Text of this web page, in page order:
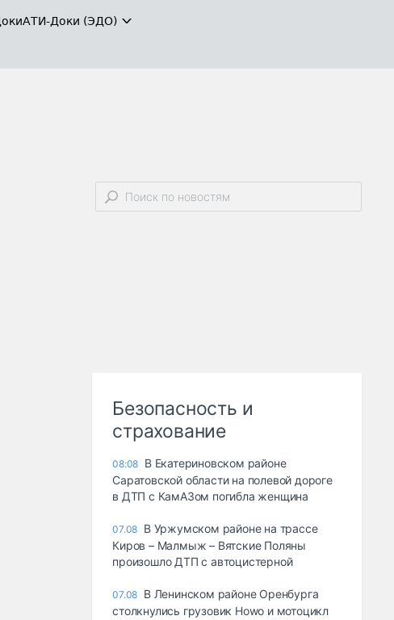
АТИ-Доки (ЭДО)
Безопасность и
страхование
08:08 В Екатериновском районе
Саратовской области на полевой дороге
в ДТП с КамАЗом погибла женщина
07.08 В Уржумском районе на трассе
Киров – Малмыж – Вятские Поляны
произошло ДТП с автоцистерной
07.08 В Ленинском районе Оренбурга
столкнулись грузовик Howo и мотоцикл